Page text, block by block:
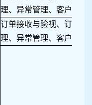
理、异常管理、客户服务
订单接收与验视、订单配
理、异常管理、客户服务